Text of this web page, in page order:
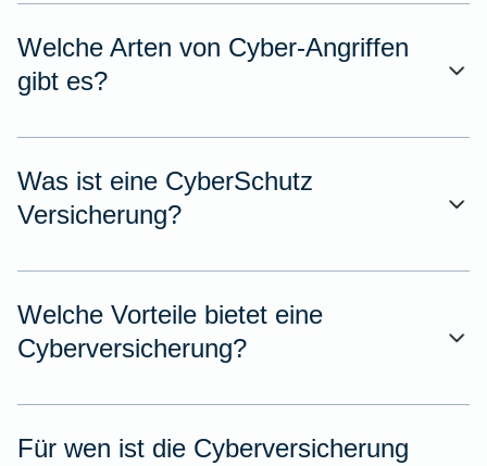
Welche Arten von Cyber-Angriffen
gibt es?
Was ist eine CyberSchutz
Versicherung?
Welche Vorteile bietet eine
Cyberversicherung?
Für wen ist die Cyberversicherung